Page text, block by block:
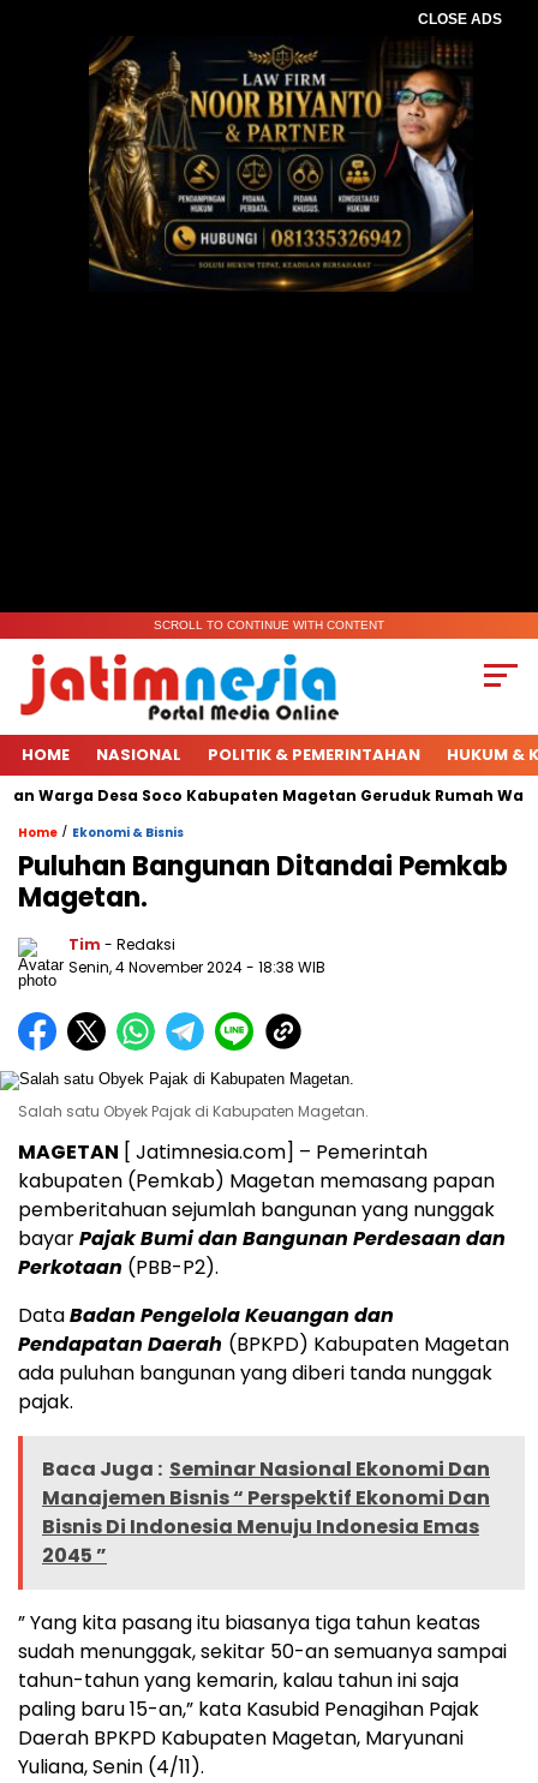
CLOSE ADS
SCROLL TO CONTINUE WITH CONTENT
HOME NASIONAL POLITIK & PEMERINTAHAN HUKUM &
Desa Soco Kabupaten Magetan Geruduk Rumah Warga.
Home / Ekonomi & Bisnis
Puluhan Bangunan Ditandai Pemkab
Magetan.
Tim - Redaksi
Senin, 4 November 2024- 18:38 WIB
Salah satu Obyek Pajak di Kabupaten Magetan.
MAGETAN [ Jatimnesia.com] – Pemerintah
kabupaten (Pemkab) Magetan memasang papan
pemberitahuan sejumlah bangunan yang nunggak
bayarPajak Bumi dan Bangunan Perdesaan dan
Perkotaan (PBB-P2).
DataBadan Pengelola Keuangan dan
Pendapatan Daerah (BPKPD) Kabupaten Magetan
ada puluhan bangunan yang diberi tanda nunggak
pajak.
Baca Juga : Seminar Nasional Ekonomi Dan
Manajemen Bisnis “ Perspektif Ekonomi Dan
Bisnis Di Indonesia Menuju Indonesia Emas
2045 ”
” Yang kita pasang itu biasanya tiga tahun keatas
sudah menunggak, sekitar 50-an semuanya sampai
tahun-tahun yang kemarin, kalau tahun ini saja
paling baru 15-an,” kata Kasubid Penagihan Pajak
Daerah BPKPD Kabupaten Magetan, Maryunani
Yuliana, Senin (4/11).